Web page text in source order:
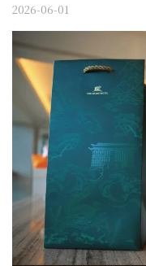
2026-06-01